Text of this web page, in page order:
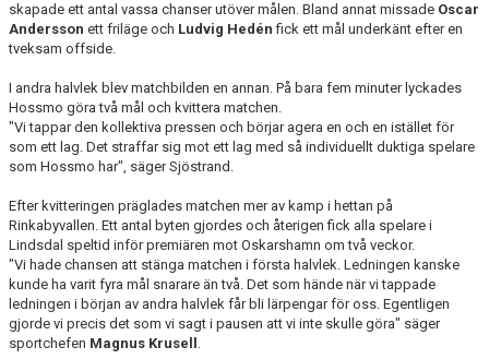
skapade ett antal vassa chanser utöver målen. Bland annat missade Oscar
Andersson ett friläge och Ludvig Hedén fick ett mål underkänt efter en
tveksam offside.
I andra halvlek blev matchbilden en annan. På bara fem minuter lyckades
Hossmo göra två mål och kvittera matchen.
"Vi tappar den kollektiva pressen och börjar agera en och en istället för
som ett lag. Det straffar sig mot ett lag med så individuellt duktiga spelare
som Hossmo har", säger Sjöstrand.
Efter kvitteringen präglades matchen mer av kamp i hettan på
Rinkabyvallen. Ett antal byten gjordes och återigen fick alla spelare i
Lindsdal speltid inför premiären mot Oskarshamn om två veckor.
"Vi hade chansen att stänga matchen i första halvlek. Ledningen kanske
kunde ha varit fyra mål snarare än två. Det som hände när vi tappade
ledningen i början av andra halvlek får bli lärpengar för oss. Egentligen
gjorde vi precis det som vi sagt i pausen att vi inte skulle göra" säger
sportchefen Magnus Krusell .